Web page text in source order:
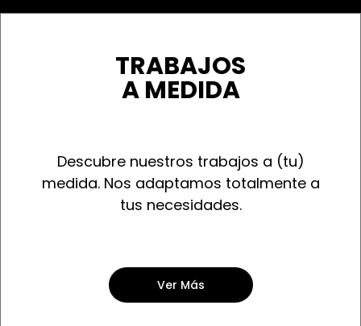
TRABAJOS
A MEDIDA
Descubre nuestros trabajos a (tu)
medida. Nos adaptamos totalmente a
tus necesidades.
Ver Más